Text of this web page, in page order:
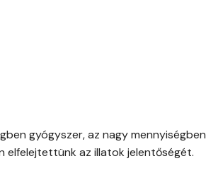
gyógyszer, az nagy mennyiségben
elfelejtettünk az illatok jelentőségét.